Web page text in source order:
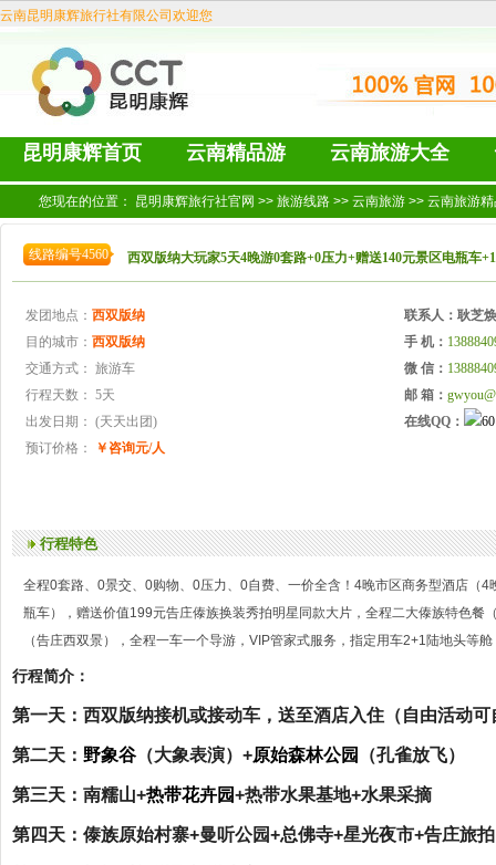
云南昆明康辉旅行社有限公司欢迎您
昆明康辉首页 云南精品游 云南旅游大全
您现在的位置： 昆明康辉旅行社官网 >> 旅游线路 >> 云南旅游 >> 云南旅游
线路编号4560 西双版纳大玩家5天4晚游0套路+0压力+赠送140元景区电瓶车
发团地点： 西双版纳
目的城市： 西双版纳
交通方式： 旅游车
行程天数： 5天
出发日期： (天天出团)
预订价格：
￥咨询元/人
联系人： 耿芝焕
手 机：
微 信：
邮 箱：
在线QQ：
行程特色
全程0套路、0景交、0购物、0压力、0自费、一价全含！4晚市区商务型酒店（
瓶车），赠送价值199元告庄傣族换装秀拍明星同款大片，全程二大傣族特色餐
（告庄西双景），全程一车一个导游，VIP管家式服务，指定用车2+1陆地头等舱
行程简介：
第一天： 西双版纳接机或接动车，送至酒店入住（自由活动
第二天： 野象谷 （大象表演）+原始森林公园 （孔雀放飞）
第三天： 南糯山+热带花卉园+热带水果基地+水果采摘
第四天： 傣族原始村寨+曼听公园+总佛寺+星光夜市+告庄旅拍